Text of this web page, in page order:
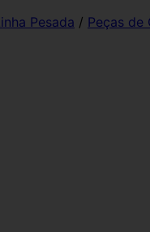
Pesada / Peças de